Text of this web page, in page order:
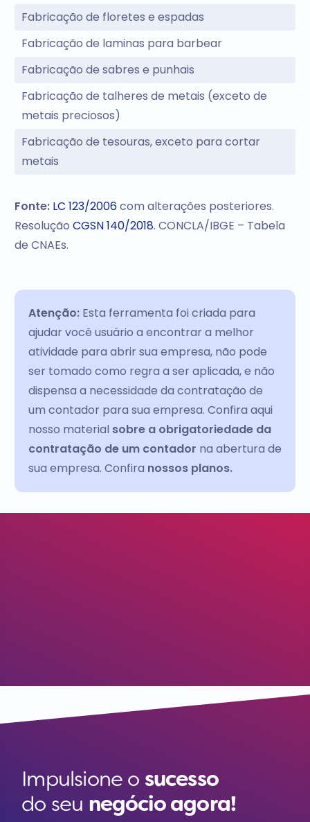
Fabricação de floretes e espadas
Fabricação de laminas para barbear
Fabricação de sabres e punhais
Fabricação de talheres de metais (exceto de
metais preciosos)
Fabricação de tesouras, exceto para cortar
metais
Fonte: LC 123/2006com alterações posteriores.
ResoluçãoCGSN 140/2018. CONCLA/IBGE – Tabela
de CNAEs.
Atenção:Esta ferramenta foi criada para
ajudar você usuário a encontrar a melhor
atividade para abrir sua empresa, não pode
ser tomado como regra a ser aplicada, e não
dispensa a necessidade da contratação de
um contador para sua empresa. Confira aqui
nosso material sobre a obrigatoriedade da
contratação de um contador na abertura de
sua empresa. Confira nossos planos.
Impulsione o sucesso
do seu negócio agora!